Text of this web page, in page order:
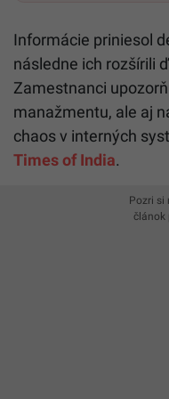
Informácie priniesol
následne ich rozšírili
Zamestnanci
manažmentu, ale aj
chaos v interných
Times of India.
Pozri si
článok